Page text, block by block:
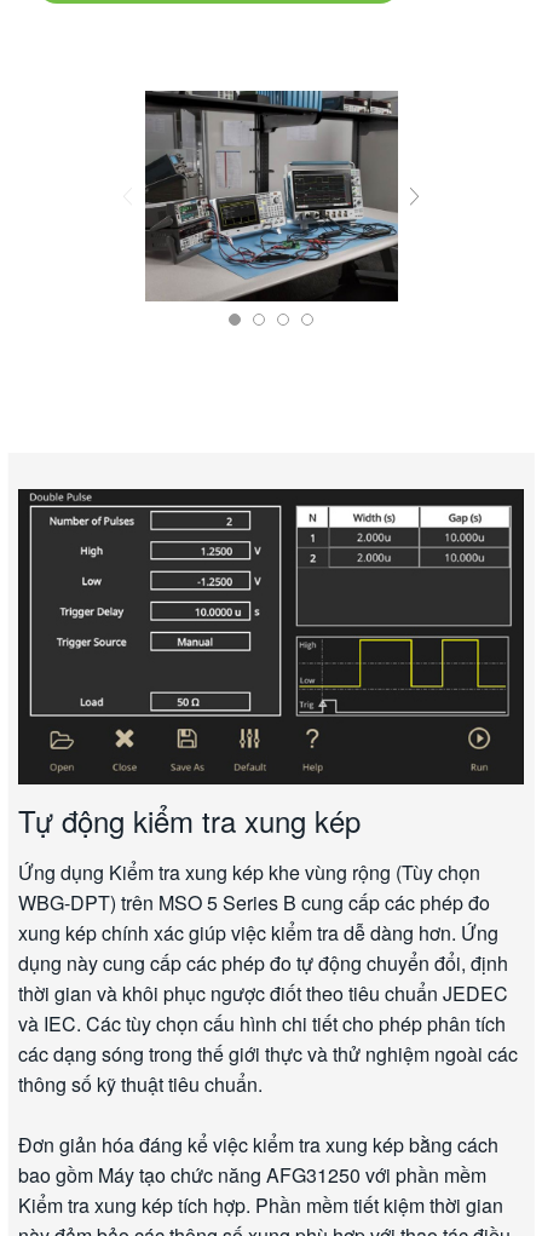
Tự động kiểm tra xung kép
Ứng dụng Kiểm tra xung kép khe vùng rộng (Tùy chọn
WBG-DPT) trên MSO 5 Series B cung cấp các phép đo
xung kép chính xác giúp việc kiểm tra dễ dàng hơn. Ứng
dụng này cung cấp các phép đo tự động chuyển đổi, định
thời gian và khôi phục ngược điốt theo tiêu chuẩn JEDEC
và IEC. Các tùy chọn cấu hình chi tiết cho phép phân tích
các dạng sóng trong thế giới thực và thử nghiệm ngoài các
thông số kỹ thuật tiêu chuẩn.
Đơn giản hóa đáng kể việc kiểm tra xung kép bằng cách
bao gồm Máy tạo chức năng AFG31250 với phần mềm
Kiểm tra xung kép tích hợp. Phần mềm tiết kiệm thời gian